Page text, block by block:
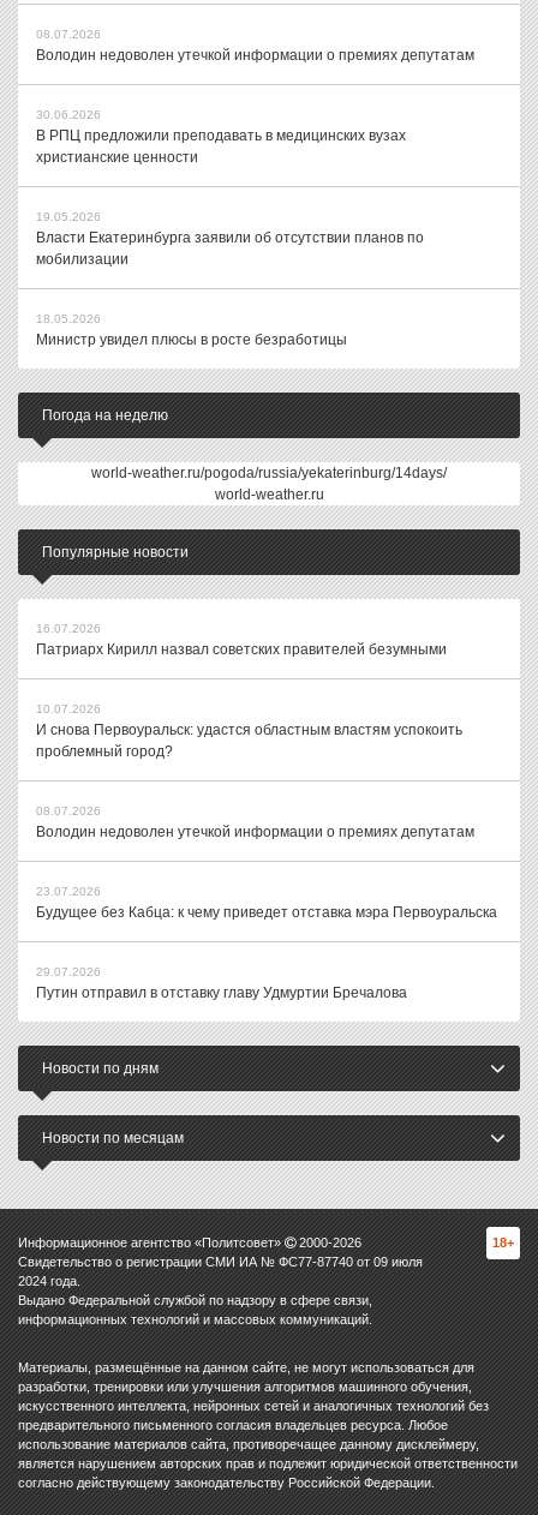
08.07.2026
Володин недоволен утечкой информации о премиях депутатам
30.06.2026
В РПЦ предложили преподавать в медицинских вузах
христианские ценности
19.05.2026
Власти Екатеринбурга заявили об отсутствии планов по
мобилизации
18.05.2026
Министр увидел плюсы в росте безработицы
Погода на неделю
world-weather.ru/pogoda/russia/yekaterinburg/14days/
world-weather.ru
Популярные новости
16.07.2026
Патриарх Кирилл назвал советских правителей безумными
10.07.2026
И снова Первоуральск: удастся областным властям успокоить
проблемный город?
08.07.2026
Володин недоволен утечкой информации о премиях депутатам
23.07.2026
Будущее без Кабца: к чему приведет отставка мэра Первоуральска
29.07.2026
Путин отправил в отставку главу Удмуртии Бречалова
Новости по дням
Новости по месяцам
Информационное агентство «Политсовет» 2000-2026
Свидетельство о регистрации СМИ ИА № ФС77-87740 от 09 июля
2024 года.
Выдано Федеральной службой по надзору в сфере связи,
информационных технологий и массовых коммуникаций.
18+
Материалы, размещённые на данном сайте, не могут использоваться для
разработки, тренировки или улучшения алгоритмов машинного обучения,
искусственного интеллекта, нейронных сетей и аналогичных технологий без
предварительного письменного согласия владельцев ресурса. Любое
использование материалов сайта, противоречащее данному дисклеймеру,
является нарушением авторских прав и подлежит юридической ответственности
согласно действующему законодательству Российской Федерации.